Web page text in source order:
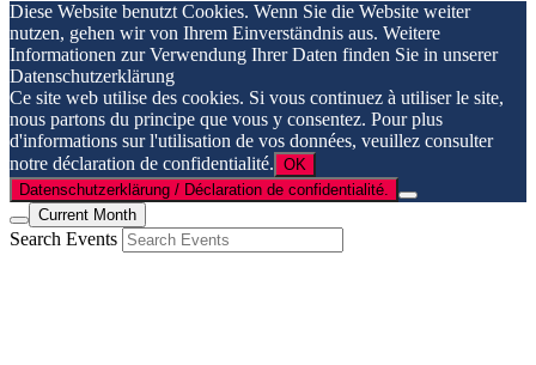
Diese Website benutzt Cookies. Wenn Sie die Website weiter
nutzen, gehen wir von Ihrem Einverständnis aus. Weitere
Informationen zur Verwendung Ihrer Daten finden Sie in unserer
Datenschutzerklärung
Ce site web utilise des cookies. Si vous continuez à utiliser le site,
nous partons du principe que vous y consentez. Pour plus
d'informations sur l'utilisation de vos données, veuillez consulter
notre déclaration de confidentialité. OK
Datenschutzerklärung / Déclaration de confidentialité.
Current Month
Search Events